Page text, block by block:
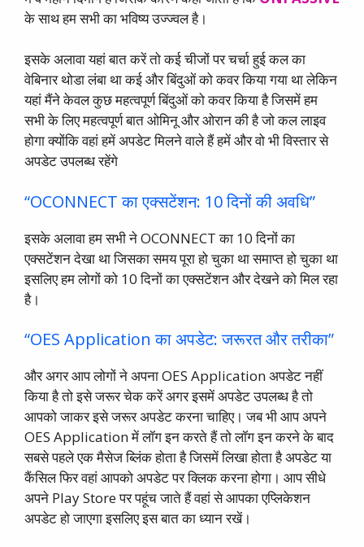
के साथ हम सभी का भविष्य उज्ज्वल है।
इसके अलावा यहां बात करें तो कई चीजों पर चर्चा हुई कल का
वेबिनार थोडा लंबा था कई और बिंदुओं को कवर किया गया था लेकिन
यहां मैंने केवल कुछ महत्वपूर्ण बिंदुओं को कवर किया है जिसमें हम
सभी के लिए महत्वपूर्ण बात ओमिनू और ओरान की है जो कल लाइव
होगा क्योंकि वहां हमें अपडेट मिलने वाले हैं हमें और वो भी विस्तार से
अपडेट उपलब्ध रहेंगे
“OCONNECT का एक्सटेंशन: 10 दिनों की अवधि”
इसके अलावा हम सभी ने OCONNECT का 10 दिनों का
एक्सटेंशन देखा था जिसका समय पूरा हो चुका था समाप्त हो चुका था
इसलिए हम लोगों को 10 दिनों का एक्सटेंशन और देखने को मिल रहा
है।
“OES Application का अपडेट: जरूरत और तरीका”
और अगर आप लोगों ने अपना OES Application अपडेट नहीं
किया है तो इसे जरूर चेक करें अगर इसमें अपडेट उपलब्ध है तो
आपको जाकर इसे जरूर अपडेट करना चाहिए। जब भी आप अपने
OES Application में लॉग इन करते हैं तो लॉग इन करने के बाद
सबसे पहले एक मैसेज ब्लिंक होता है जिसमें लिखा होता है अपडेट या
कैंसिल फिर वहां आपको अपडेट पर क्लिक करना होगा। आप सीधे
अपने Play Store पर पहूंच जाते हैं वहां से आपका एप्लिकेशन
अपडेट हो जाएगा इसलिए इस बात का ध्यान रखें।